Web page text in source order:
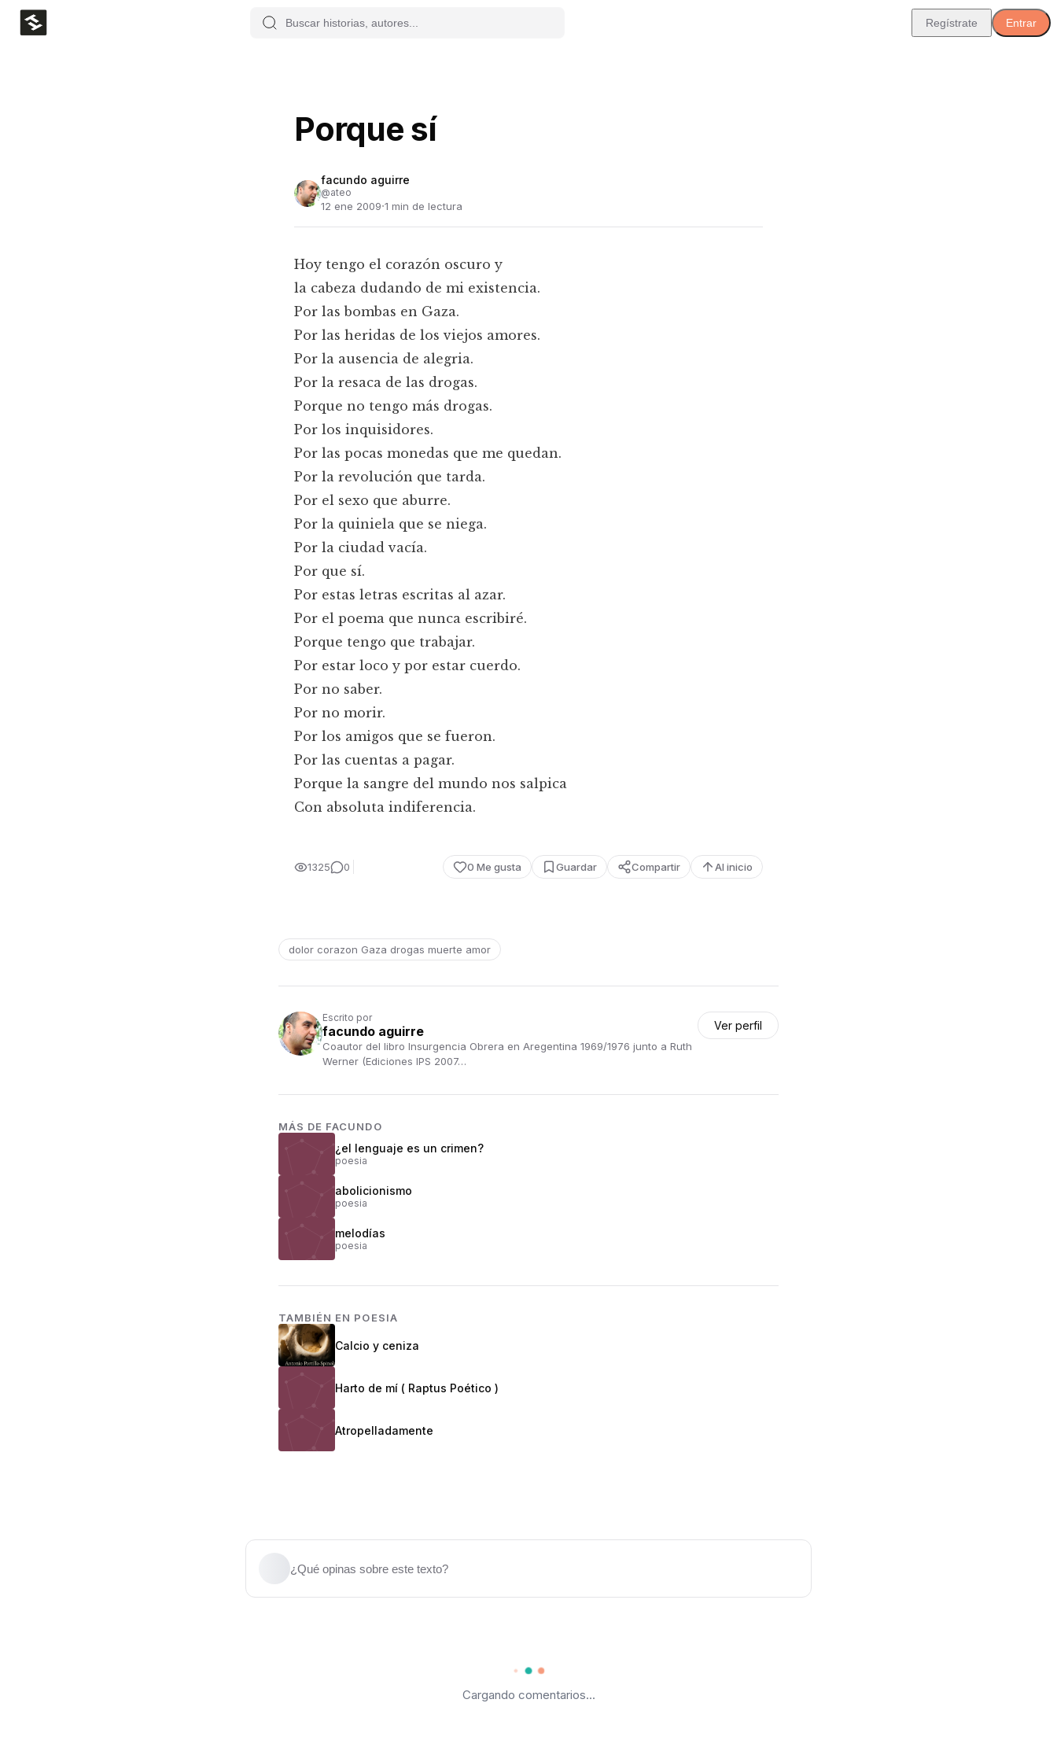
Regístrate Entrar
Porque sí
facundo aguirre
@ateo
12 ene 2009·1 min de lectura
Hoy tengo el corazón oscuro y
la cabeza dudando de mi existencia.
Por las bombas en Gaza.
Por las heridas de los viejos amores.
Por la ausencia de alegria.
Por la resaca de las drogas.
Porque no tengo más drogas.
Por los inquisidores.
Por las pocas monedas que me quedan.
Por la revolución que tarda.
Por el sexo que aburre.
Por la quiniela que se niega.
Por la ciudad vacía.
Por que sí.
Por estas letras escritas al azar.
Por el poema que nunca escribiré.
Porque tengo que trabajar.
Por estar loco y por estar cuerdo.
Por no saber.
Por no morir.
Por los amigos que se fueron.
Por las cuentas a pagar.
Porque la sangre del mundo nos salpica
Con absoluta indiferencia.
1325 0 0 Me gusta Guardar Compartir Al inicio
dolor corazon Gaza drogas muerte amor
Escrito por
facundo aguirre
Coautor del libro Insurgencia Obrera en Aregentina 1969/1976 junto a Ruth
Werner (Ediciones IPS 2007…
Ver perfil
MÁS DE FACUNDO
¿el lenguaje es un crimen?
poesia
abolicionismo
poesia
melodías
poesia
TAMBIÉN EN POESIA
Calcio y ceniza
Harto de mí ( Raptus Poético )
Atropelladamente
¿Qué opinas sobre este texto?
Cargando comentarios...